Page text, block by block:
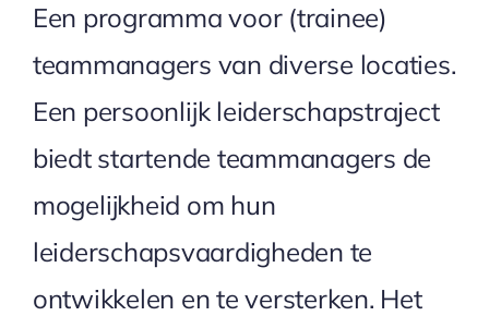
Een programma voor (trainee)
teammanagers van diverse locaties.
Een persoonlijk leiderschapstraject
biedt startende teammanagers de
mogelijkheid om hun
leiderschapsvaardigheden te
ontwikkelen en te versterken. Het